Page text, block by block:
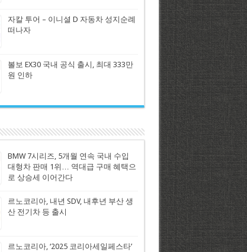
자칼 투어 – 이니셜 D 자동차 성지순례
떠나자
볼보 EX30 국내 공식 출시, 최대 333만
원 인하
BMW 7시리즈, 5개월 연속 국내 수입
대형차 판매 1위… 역대급 구매 혜택으
로 상승세 이어간다
르노코리아, 내년 SDV, 내후년 부산 생
산 전기차 등 출시
르노코리아, ‘2025 코리아세일페스타’